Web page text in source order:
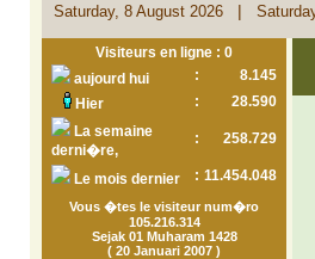
Saturday, 8 August 2026 |
Visiteurs en ligne : 0
aujourd hui
:
8.145
Hier
:
28.590
La semaine
derni�re,
: 258.729
Le mois dernier : 11.454.048
Vous �tes le visiteur num�ro
105.216.314
Sejak 01 Muharam 1428
( 20 Januari 2007 )